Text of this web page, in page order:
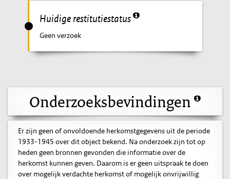
Huidige restitutiestatus
Geen verzoek
Onderzoeksbevindingen
Er zijn geen of onvoldoende herkomstgegevens uit de periode
1933-1945 over dit object bekend. Na onderzoek zijn tot op
heden geen bronnen gevonden die informatie over de
herkomst kunnen geven. Daarom is er geen uitspraak te doen
over mogelijk verdachte herkomst of mogelijk onvrijwillig